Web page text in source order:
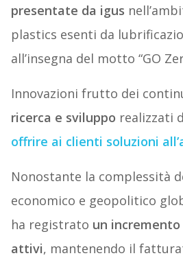
presentate da igus
plastics esenti da
all’insegna del motto “GO
Innovazioni frutto dei
ricerca e sviluppo realizzati
offrire ai clienti soluzioni
Nonostante la complessità
economico e geopolitico
ha registrato un
attivi, mantenendo il